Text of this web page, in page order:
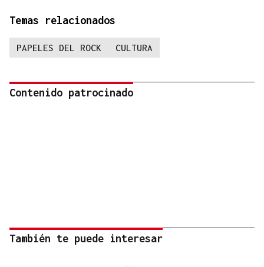
Temas relacionados
PAPELES DEL ROCK CULTURA
Contenido patrocinado
También te puede interesar